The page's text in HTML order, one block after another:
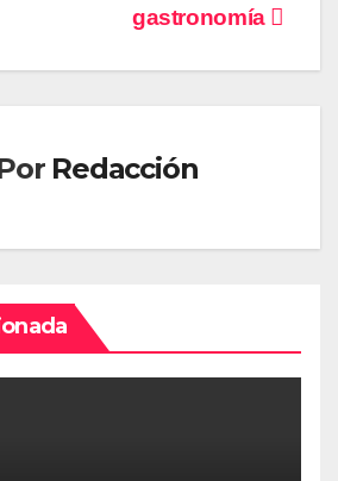
gastronomía
Redacción